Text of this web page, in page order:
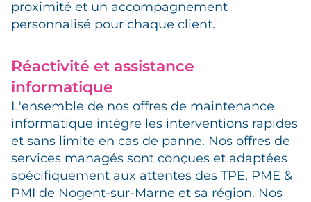
proximité et un accompagnement
personnalisé pour chaque client.
Réactivité et assistance
informatique
L'ensemble de nos offres de maintenance
informatique intègre les interventions rapides
et sans limite en cas de panne. Nos offres de
services managés sont conçues et adaptées
spécifiquement aux attentes des TPE, PME &
PMI de Nogent-sur-Marne et sa région. Nos